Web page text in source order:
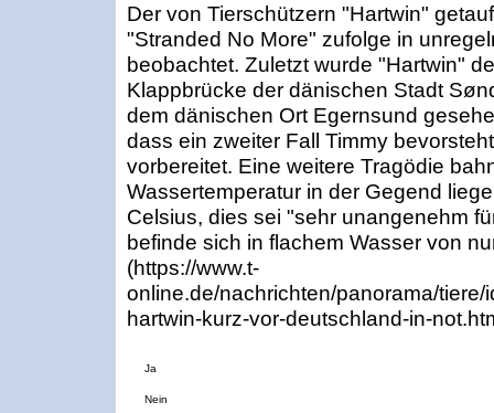
Der von Tierschützern "Hartwin"
"Stranded No More" zufolge in
beobachtet. Zuletzt wurde "Hartwin"
Klappbrücke der dänischen Stadt
dem dänischen Ort Egernsund
dass ein zweiter Fall Timmy
vorbereitet. Eine weitere Tragödie
Wassertemperatur in der Gegend
Celsius, dies sei "sehr unangenehm
befinde sich in flachem Wasser von
(https://www.t-
online.de/nachrichten/panorama/
hartwin-kurz-vor-deutschland-in-
Ja
Nein